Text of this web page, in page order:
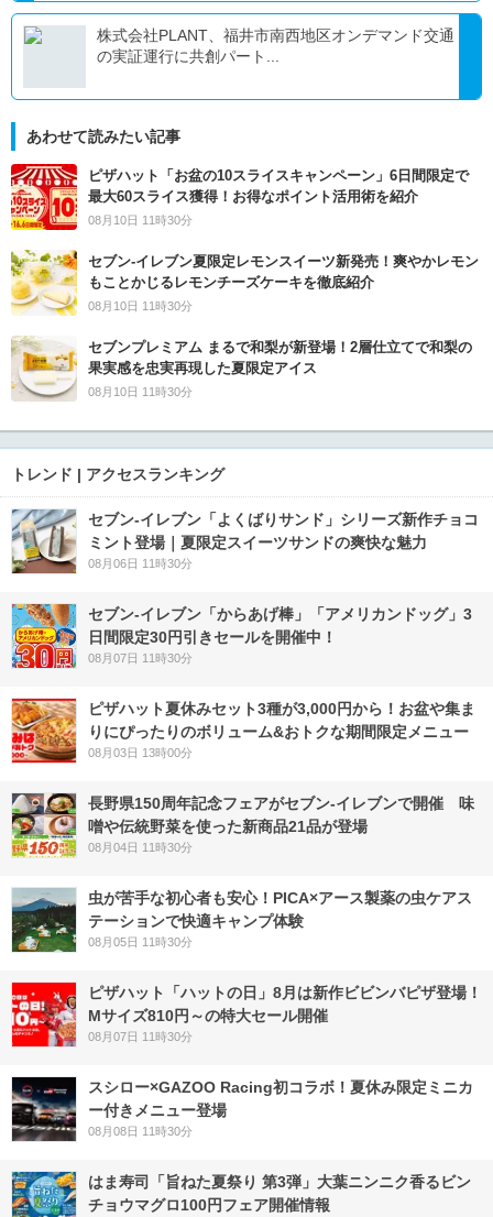
株式会社PLANT、福井市南西地区オンデマンド交通
の実証運行に共創パート...
あわせて読みたい記事
ピザハット「お盆の10スライスキャンペーン」6日間限定で
最大60スライス獲得！お得なポイント活用術を紹介
08月10日 11時30分
セブン‐イレブン夏限定レモンスイーツ新発売！爽やかレモン
もことかじるレモンチーズケーキを徹底紹介
08月10日 11時30分
セブンプレミアム まるで和梨が新登場！2層仕立てで和梨の
果実感を忠実再現した夏限定アイス
08月10日 11時30分
トレンド | アクセスランキング
セブン‐イレブン「よくばりサンド」シリーズ新作チョコ
ミント登場｜夏限定スイーツサンドの爽快な魅力
08月06日 11時30分
セブン‐イレブン「からあげ棒」「アメリカンドッグ」3
日間限定30円引きセールを開催中！
08月07日 11時30分
ピザハット夏休みセット3種が3,000円から！お盆や集ま
りにぴったりのボリューム&おトクな期間限定メニュー
08月03日 13時00分
長野県150周年記念フェアがセブン-イレブンで開催 味
噌や伝統野菜を使った新商品21品が登場
08月04日 11時30分
虫が苦手な初心者も安心！PICA×アース製薬の虫ケアス
テーションで快適キャンプ体験
08月05日 11時30分
ピザハット「ハットの日」8月は新作ビビンバピザ登場！
Mサイズ810円～の特大セール開催
08月07日 11時30分
スシロー×GAZOO Racing初コラボ！夏休み限定ミニカ
ー付きメニュー登場
08月08日 11時30分
はま寿司「旨ねた夏祭り 第3弾」大葉ニンニク香るビン
チョウマグロ100円フェア開催情報